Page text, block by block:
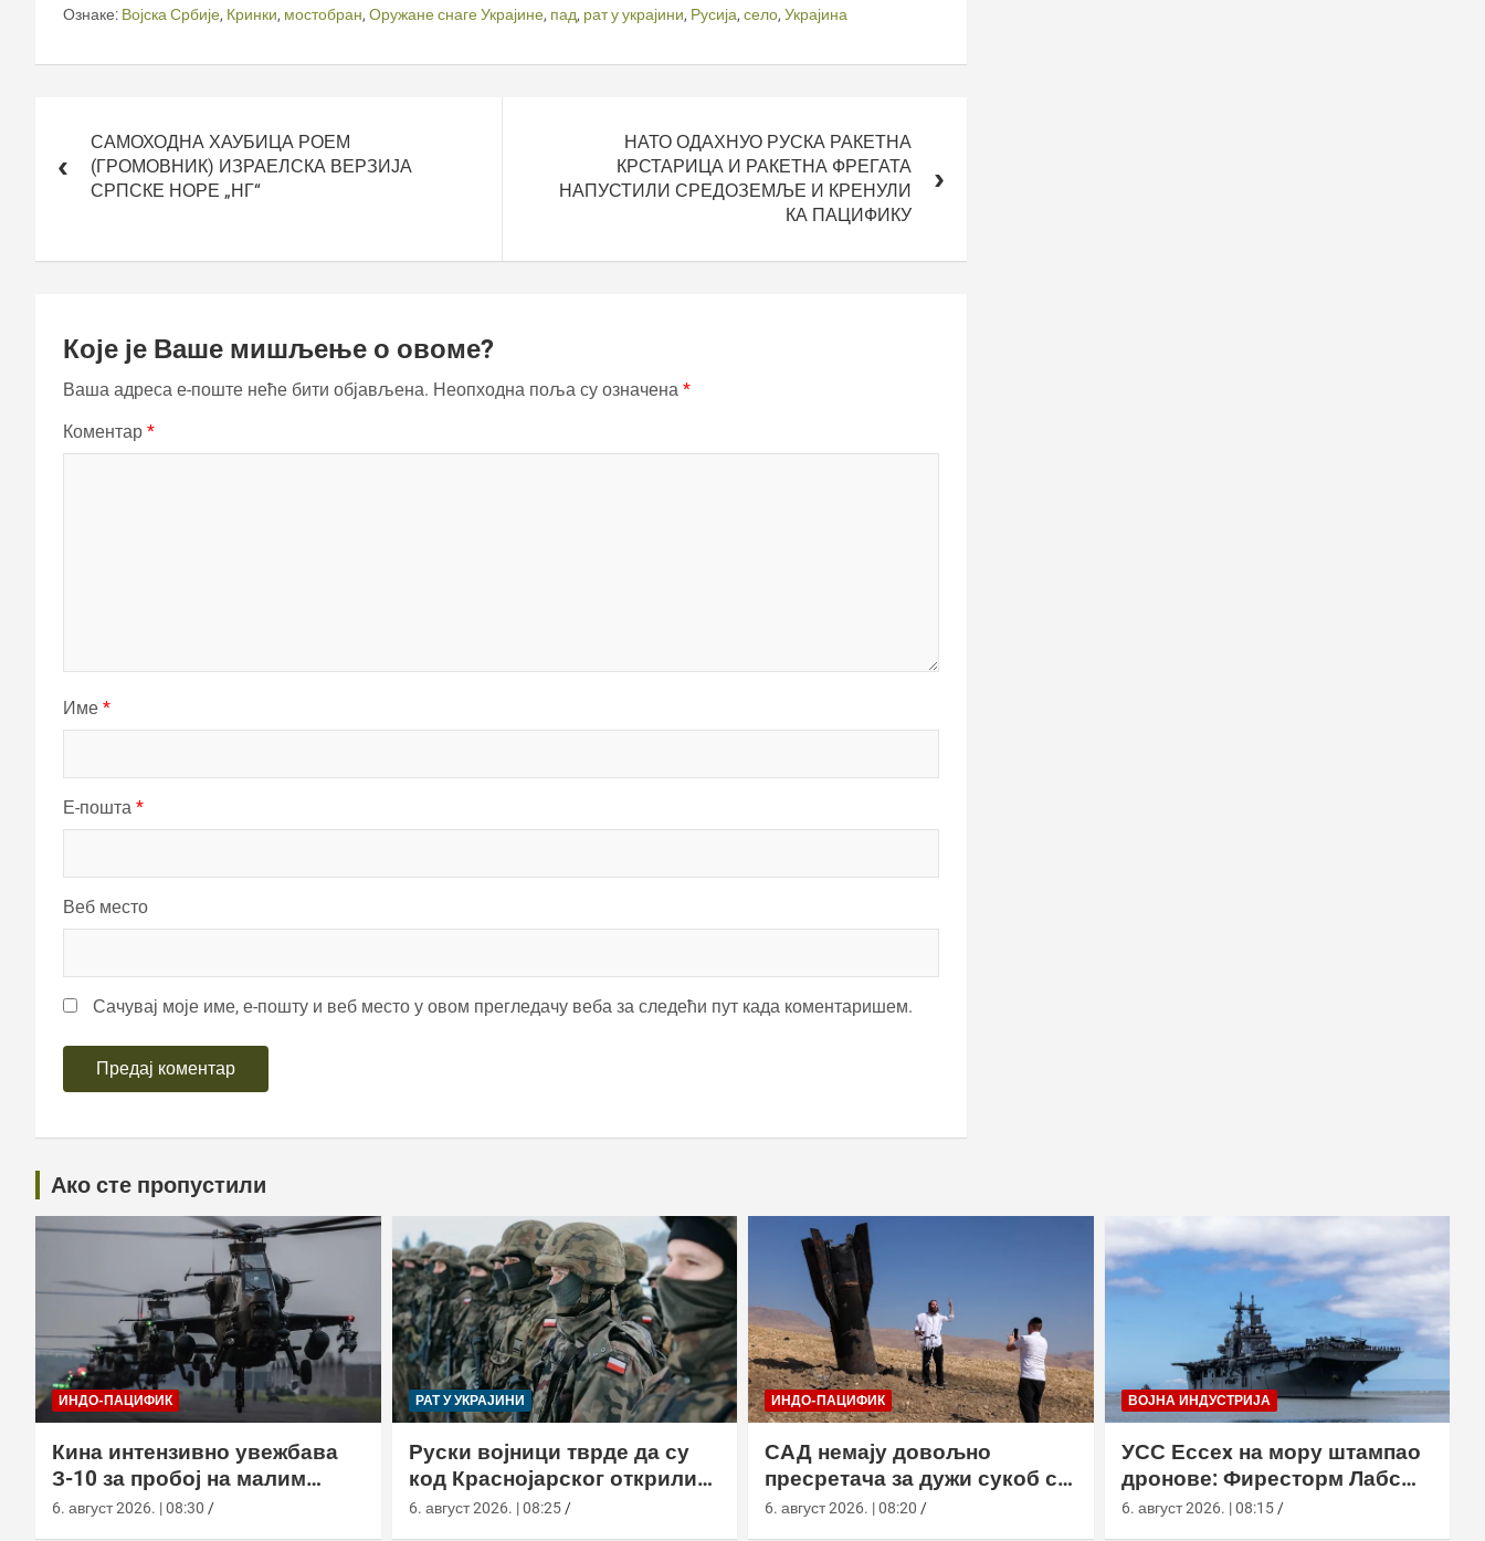
Ознаке: Војска Србије, Кринки, мостобран, Оружане снаге Украјине, пад, рат у украјини, Русија, село, Украјина
чланкаСАМОХОДНА ХАУБИЦА РОЕМ
(ГРОМОВНИК) ИЗРАЕЛСКА ВЕРЗИЈА
СРПСКЕ НОРЕ „НГ“
НАТО ОДАХНУО РУСКА РАКЕТНА
КРСТАРИЦА И РАКЕТНА ФРЕГАТА
НАПУСТИЛИ СРЕДОЗЕМЉЕ И КРЕНУЛИ
КА ПАЦИФИКУ
Које је Ваше мишљење о овоме?
Ваша адреса е-поште неће бити објављена. Неопходна поља су означена *
Коментар *
Име *
Е-пошта *
Веб место
Сачувај моје име, е-пошту и веб место у овом прегледачу веба за следећи пут када коментаришем.
Ако сте пропустили
ИНДО-ПАЦИФИК
Кина интензивно увежбава
З-10 за пробој на малим
висинама
6. август 2026. | 08:30
РАТ У УКРАЈИНИ
Руски војници тврде да су
код Краснојарског открили
пољске борце у НАТО
6. август 2026. | 08:25
ИНДО-ПАЦИФИК
САД немају довољно
пресретача за дужи сукоб са
Кином
6. август 2026. | 08:20
ВОЈНА ИНДУСТРИЈА
УСС Ессеx на мору штампао
дронове: Фиресторм Лабс
склопио 12 Сqуалл летелица
6. август 2026. | 08:15